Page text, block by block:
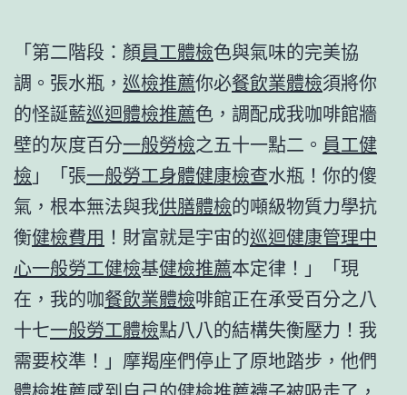
「第二階段：顏員工體檢色與氣味的完美協
調。張水瓶， 巡檢推薦你必餐飲業體檢須將你
的怪誕藍巡迴體檢推薦色，調配成我咖啡館牆
壁的灰度百分一般勞檢之五十一點二。 員工健
檢 」「張一般勞工身體健康檢查水瓶！你的傻
氣，根本無法與我供膳體檢的噸級物質力學抗
衡健檢費用 ！財富就是宇宙的巡迴健康管理中
心一般勞工健檢基健檢推薦本定律！」「現
在，我的咖餐飲業體檢啡館正在承受百分之八
十七一般勞工體檢點八八的結構失衡壓力！我
需要校準！」摩羯座們停止了原地踏步，他們